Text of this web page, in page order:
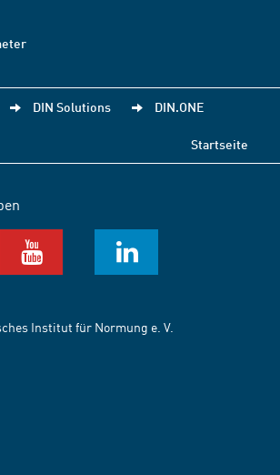
DIN Solutions DIN.ONE
Startseite
Institut für Normung e. V.